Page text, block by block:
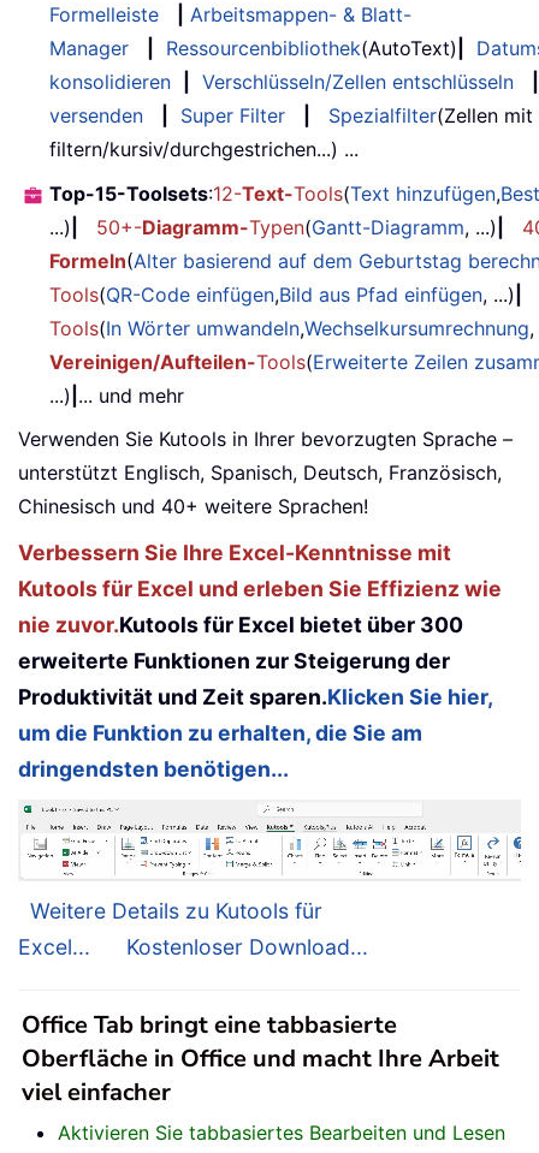
Formelleiste
Arbeitsmappen- & Blatt-
Manager
Ressourcenbibliothek(AutoText)
konsolidieren
Verschlüsseln/Zellen entschlüsseln
versenden
Super Filter Spezialfilter(Zellen
filtern/kursiv/durchgestrichen...) ...
Top-15-Toolsets:12-Text-Tools(Text hinzufügen,
...)
50+-Diagramm-Typen(Gantt-Diagramm, ...)
Formeln(Alter basierend auf dem Geburtstag
Tools(QR-Code einfügen,Bild aus Pfad einfügen, ...)
Tools(In Wörter umwandeln,Wechselkursumrechnung
Vereinigen/Aufteilen-Tools(Erweiterte Zeilen
...) ... und mehr
Verwenden Sie Kutools in Ihrer bevorzugten Sprache –
unterstützt Englisch, Spanisch, Deutsch, Französisch,
Chinesisch und 40+ weitere Sprachen!
Verbessern Sie Ihre Excel-Kenntnisse mit
Kutools für Excel und erleben Sie Effizienz wie
nie zuvor.Kutools für Excel bietet über 300
erweiterte Funktionen zur Steigerung der
Produktivität und Zeit sparen.Klicken Sie hier,
um die Funktion zu erhalten, die Sie am
dringendsten benötigen...
Weitere Details zu Kutools für
Excel...
Kostenloser Download...
Office Tab bringt eine tabbasierte
Oberfläche in Office und macht Ihre Arbeit
viel einfacher
Aktivieren Sie tabbasiertes Bearbeiten und Lesen